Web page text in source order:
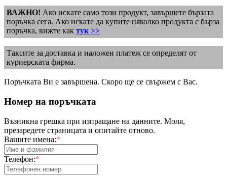
ВАЖНО! Ако искате само този продукт, завършете бързата
поръчка сега. Ако искате да купите няколко продукта с бърза
поръчка, вижте как тук >>
Таксите за доставка и наложен платеж се определят от
куриерската фирма.
Поръчката Ви е завършена. Скоро ще се свържем с Вас.
Номер на поръчката
Възникна грешка при изпращане на данните. Моля,
презаредете страницата и опитайте отново.
Вашите имена:*
Телефон:*